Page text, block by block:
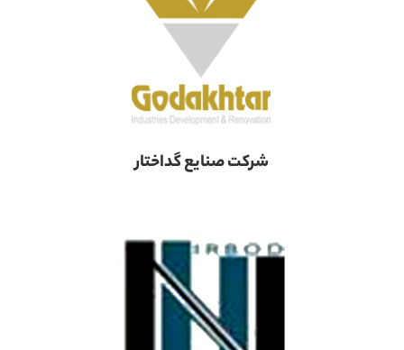
شرکت صنایع گداختار